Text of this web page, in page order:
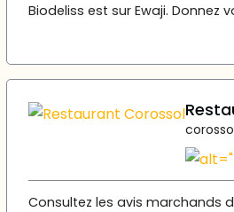
Biodeliss est sur Ewaji. Donnez
Consultez les avis marchands